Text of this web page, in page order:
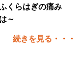
くらはぎの痛み
～
続きを見る・・・